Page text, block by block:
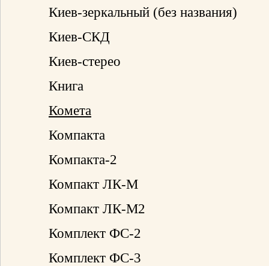
Киев-зеркальный (без названия)
Киев-СКД
Киев-стерео
Книга
Комета
Компакта
Компакта-2
Компакт ЛК-М
Компакт ЛК-М2
Комплект ФС-2
Комплект ФС-3